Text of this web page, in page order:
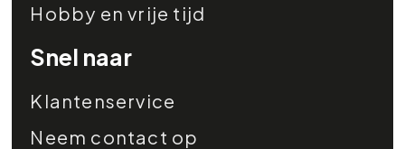
Hobby en vrije tijd
Snel naar
Klantenservice
Neem contact op